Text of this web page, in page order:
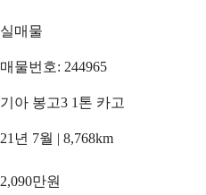
실매물
매물번호: 244965
기아 봉고3 1톤 카고
21년 7월 | 8,768km
2,090만원